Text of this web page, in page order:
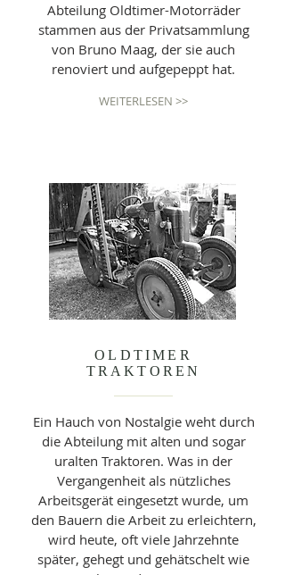
Abteilung Oldtimer-Motorräder
stammen aus der Privatsammlung
von Bruno Maag, der sie auch
renoviert und aufgepeppt hat.
WEITERLESEN >>
OLDTIMER
TRAKTOREN
Ein Hauch von Nostalgie weht durch
die Abteilung mit alten und sogar
uralten Traktoren. Was in der
Vergangenheit als nützliches
Arbeitsgerät eingesetzt wurde, um
den Bauern die Arbeit zu erleichtern,
wird heute, oft viele Jahrzehnte
später, gehegt und gehätschelt wie